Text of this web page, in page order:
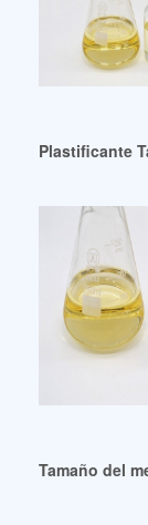
Plastificante
Tamaño del